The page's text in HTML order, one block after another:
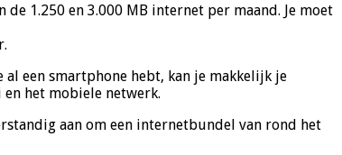
1.250 en 3.000 MB internet per maand. Je moet
een smartphone hebt, kan je makkelijk je
het mobiele netwerk.
aan om een internetbundel van rond het